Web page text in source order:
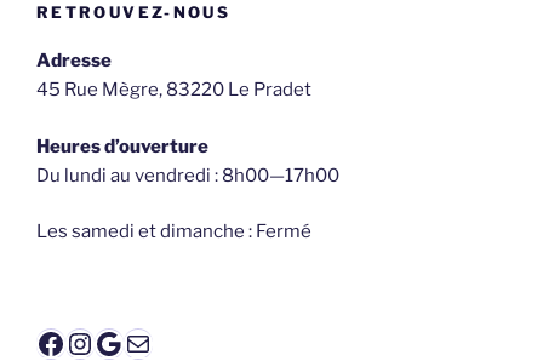
RETROUVEZ-NOUS
Adresse
45 Rue Mègre, 83220 Le Pradet
Heures d’ouverture
Du lundi au vendredi : 8h00—17h00
Les samedi et dimanche : Fermé
Facebook
Instagram
Google
E-mail